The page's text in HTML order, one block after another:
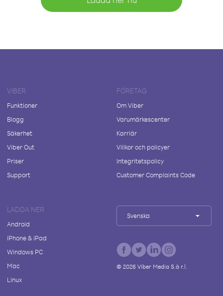
VIBER
Funktioner
Blogg
Säkerhet
Viber Out
Priser
Support
FÖRETAG
Om Viber
Varumärkescenter
Karriär
Villkor och policyer
Integritetspolicy
Customer Complaints Code
LADDA NER
Android
iPhone & iPad
Windows PC
Mac
Linux
Svenska
© 2026Viber Media S.à r.l.